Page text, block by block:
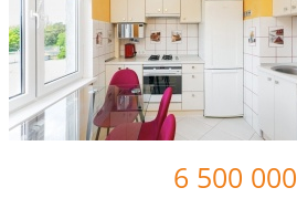
6 500 000